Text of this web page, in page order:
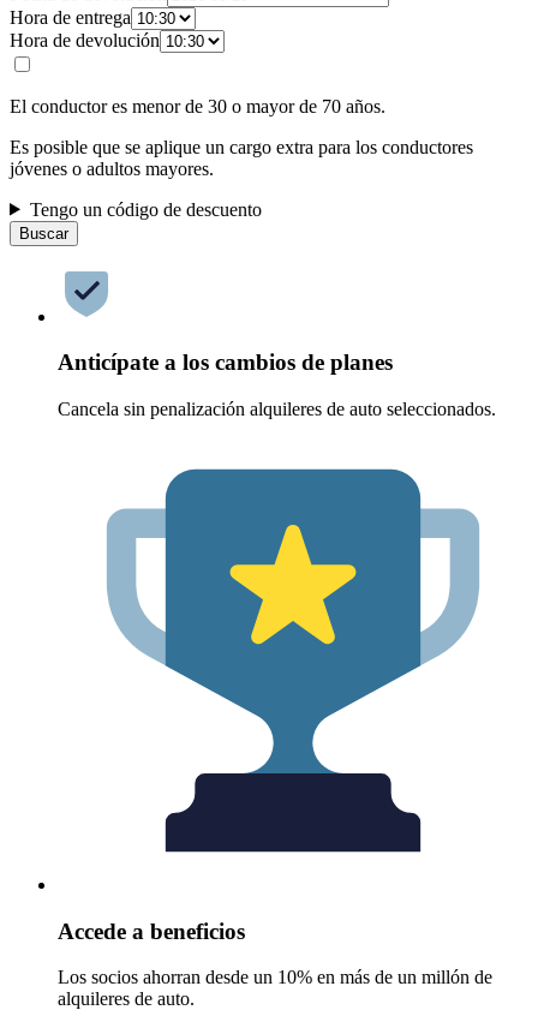
Hora de entrega
Hora de devolución
El conductor es menor de 30 o mayor de 70 años.
Es posible que se aplique un cargo extra para los conductores
jóvenes o adultos mayores.
Tengo un código de descuento
Buscar
Anticípate a los cambios de planes
Cancela sin penalización alquileres de auto seleccionados.
Accede a beneficios
Los socios ahorran desde un 10% en más de un millón de
alquileres de auto.